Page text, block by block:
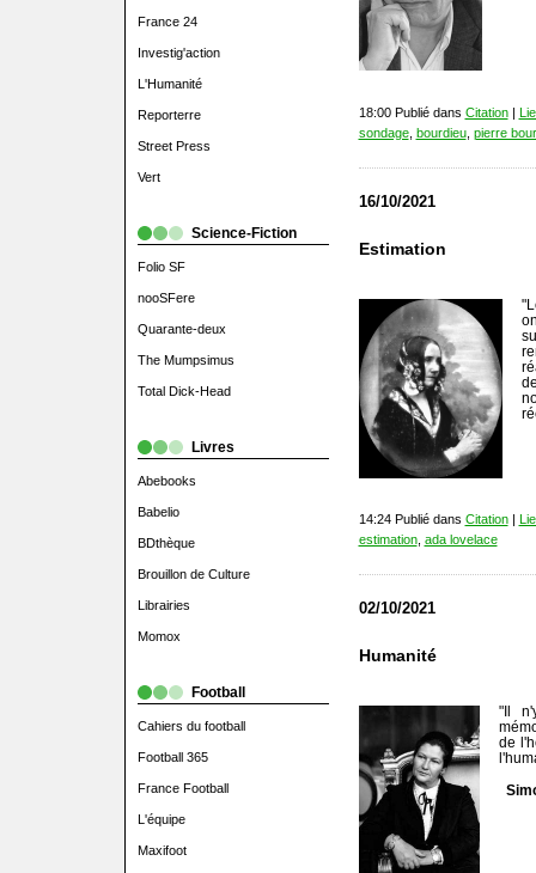
France 24
Investig'action
L'Humanité
Reporterre
Street Press
Vert
Science-Fiction
Folio SF
nooSFere
Quarante-deux
The Mumpsimus
Total Dick-Head
Livres
Abebooks
Babelio
BDthèque
Brouillon de Culture
Librairies
Momox
Football
Cahiers du football
Football 365
France Football
L'équipe
Maxifoot
18:00 Publié dans Citation|
sondage, bourdieu, pierre
16/10/2021
Estimation
14:24 Publié dans Citation|
estimation, ada lovelace
02/10/2021
Humanité
"Il
de